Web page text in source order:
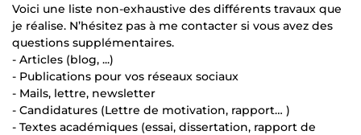
Voici une liste non-exhaustive des différents travaux que
je réalise. N’hésitez pas à me contacter si vous avez des
questions supplémentaires.
- Articles (blog, ...)
- Publications pour vos réseaux sociaux
- Mails, lettre, newsletter
- Candidatures (Lettre de motivation, rapport… )
- Textes académiques (essai, dissertation, rapport de